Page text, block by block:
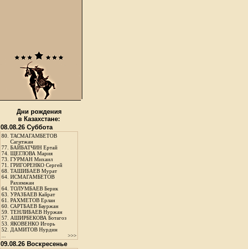
Дни рождения
в Казахстане:
08.08.26 Суббота
80. ТАСМАГАМБЕТОВ
Сагитжан
77. БАЙБАТЧИН Ертай
74. ЩЕГЛОВА Мария
73. ГУРМАН Михаил
71. ГРИГОРЕНКО Сергей
68. ТАШИБАЕВ Мурат
64. ИСМАГАМБЕТОВ
Рахимжан
64. ТОЛУМБАЕВ Берик
63. УРАЗБАЕВ Кайрат
61. РАХМЕТОВ Ерлан
60. САРТБАЕВ Бауржан
59. ТЕНЛИБАЕВ Нуржан
57. АШИРБЕКОВА Ботагоз
53. ЯКОВЕНКО Игорь
52. ДАМИТОВ Нурдин
>>>
09.08.26 Воскресенье